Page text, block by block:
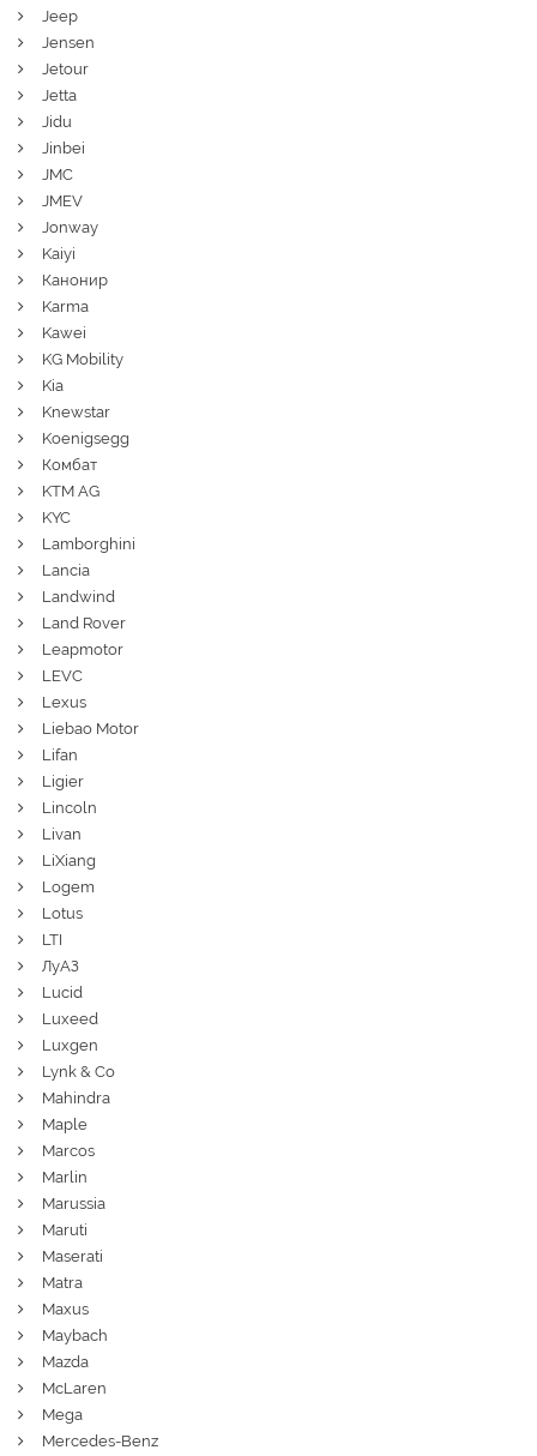
Jeep
Jensen
Jetour
Jetta
Jidu
Jinbei
JMC
JMEV
Jonway
Kaiyi
Канонир
Karma
Kawei
KG Mobility
Kia
Knewstar
Koenigsegg
Комбат
KTM AG
KYC
Lamborghini
Lancia
Landwind
Land Rover
Leapmotor
LEVC
Lexus
Liebao Motor
Lifan
Ligier
Lincoln
Livan
LiXiang
Logem
Lotus
LTI
ЛуАЗ
Lucid
Luxeed
Luxgen
Lynk & Co
Mahindra
Maple
Marcos
Marlin
Marussia
Maruti
Maserati
Matra
Maxus
Maybach
Mazda
McLaren
Mega
Mercedes-Benz